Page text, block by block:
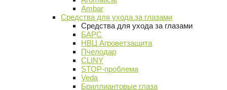
Ambar
Средства для ухода за глазами
Средства для ухода за глазами
БАРС
НВЦ Агроветзащита
Пчелодар
CLINY
STOP-проблема
Veda
Бриллиантовые глаза